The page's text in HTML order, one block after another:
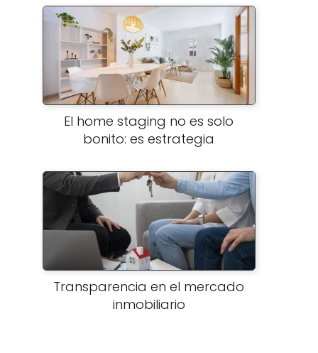
El home staging no es solo
bonito: es estrategia
Transparencia en el mercado
inmobiliario